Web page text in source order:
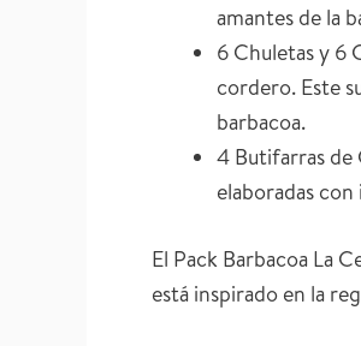
amantes de la
6 Chuletas y 6
cordero. Este
barbacoa.
4 Butifarras de
elaboradas
El Pack Barbacoa La
está inspirado en la